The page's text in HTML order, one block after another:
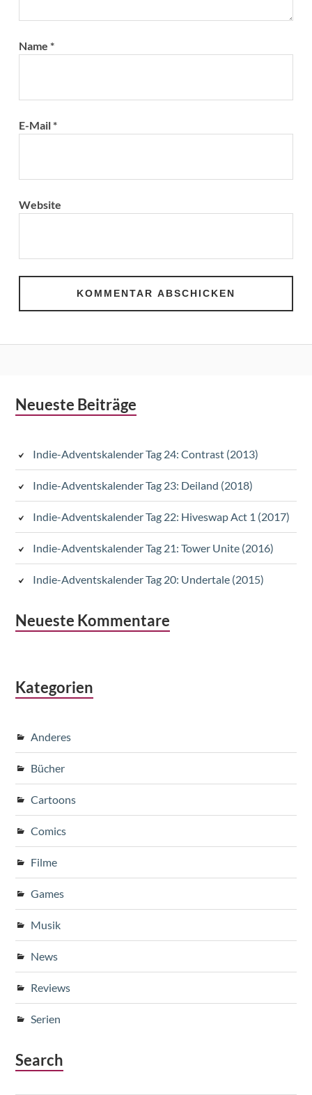
Name *
E-Mail*
Website
Subsidiary
Neueste Beiträge
Indie-Adventskalender Tag 24: Contrast (2013)
Indie-Adventskalender Tag 23: Deiland (2018)
Indie-Adventskalender Tag 22: Hiveswap Act 1 (2017)
Indie-Adventskalender Tag 21: Tower Unite (2016)
Indie-Adventskalender Tag 20: Undertale (2015)
Neueste Kommentare
Kategorien
Anderes
Bücher
Cartoons
Comics
Filme
Games
Musik
News
Reviews
Serien
Search